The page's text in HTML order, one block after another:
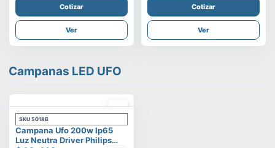
Cotizar
Ver
Cotizar
Ver
Campanas LED UFO
SKU 5018B
Campana Ufo 200w Ip65
Luz Neutra Driver Philips